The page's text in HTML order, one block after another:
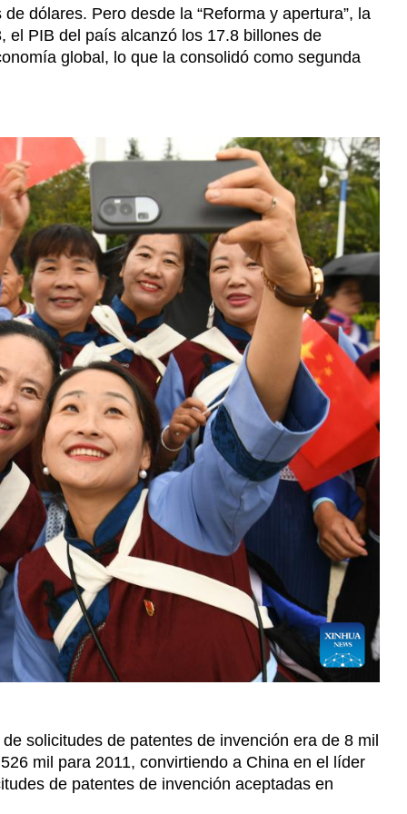
dólares. Pero desde la “Reforma y apertura”, la
el PIB del país alcanzó los 17.8 billones de
global, lo que la consolidó como segunda
solicitudes de patentes de invención era de 8 mil
mil para 2011, convirtiendo a China en el líder
de patentes de invención aceptadas en